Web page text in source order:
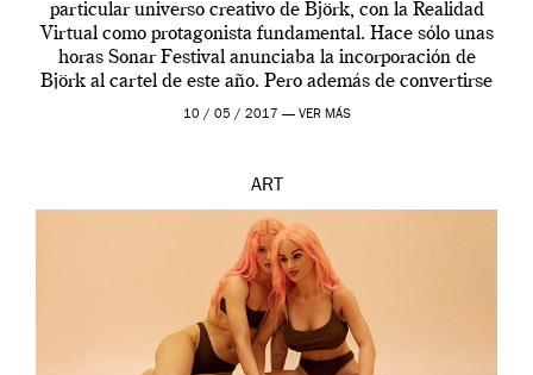
particular universo creativo de Björk, con la Realidad
Virtual como protagonista fundamental. Hace sólo unas
horas Sonar Festival anunciaba la incorporación de
Björk al cartel de este año. Pero además de convertirse
en una de las actuaciones más relevantes […]
10 / 05 / 2017 — VER MÁS
ART